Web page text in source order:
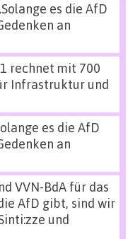
es die AfD
an
rechnet mit 700
Infrastruktur und
es die AfD
an
VVN-BdA für das
AfD gibt, sind wir
und